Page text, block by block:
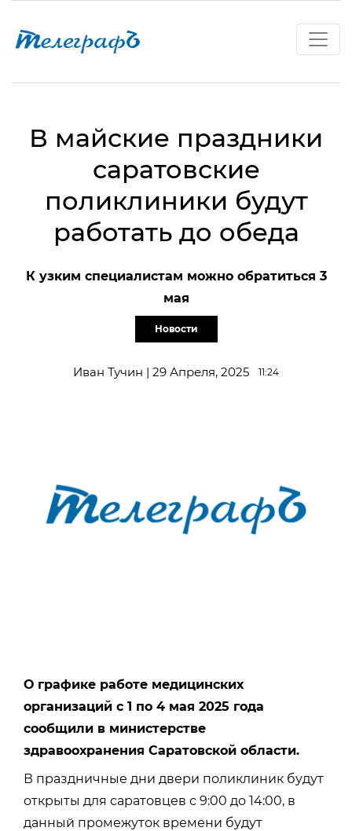
В майские праздники
саратовские
поликлиники будут
работать до обеда
К узким специалистам можно обратиться 3
мая
Новости
Иван Тучин | 29 Апреля, 2025 11:24
О графике работе медицинских
организаций с 1 по 4 мая 2025 года
сообщили в министерстве
здравоохранения Саратовской области.
В праздничные дни двери поликлиник будут
открыты для саратовцев с 9:00 до 14:00, в
данный промежуток времени будут